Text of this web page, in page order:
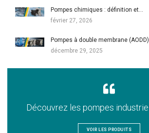
Pompes chimiques : définition et…
février 27, 2026
Pompes à double membrane
décembre 29, 2025
Découvrez les pompes
VOIR LES PRODUITS